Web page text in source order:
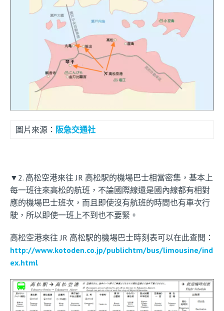
圖片來源： 阪急交通社
▼2. 高松空港來往 JR 高松駅的機場巴士相當密集，基本上
每一班往來高松的航班，不論國際線還是國內線都有相對
應的機場巴士班次，而且即使沒有航班的時間也有車次行
駛，所以即使一班上不到也不要緊。
高松空港來往 JR 高松駅的機場巴士時刻表可以在此查閱：
http://www.kotoden.co.jp/publichtm/bus/limousine/ind
ex.html